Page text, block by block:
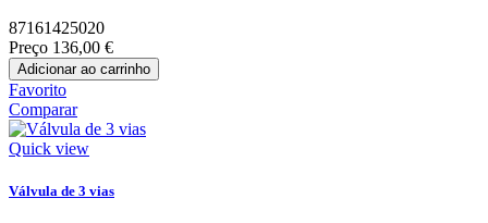
87161425020
Preço 136,00 €
Adicionar ao carrinho
Favorito
Comparar
Quick view
Válvula de 3 vias